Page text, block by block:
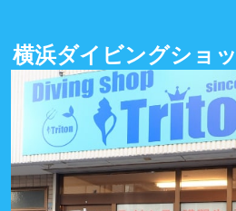
横浜ダイビングショ